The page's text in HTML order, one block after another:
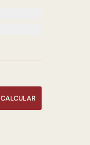
CALCULAR